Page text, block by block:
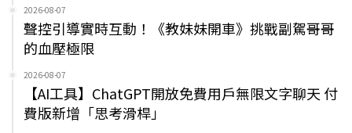
2026-08-07
聲控引導實時互動！《教妹妹開車》挑戰副駕哥哥
的血壓極限
2026-08-07
【AI工具】ChatGPT開放免費用戶無限文字聊天 付
費版新增「思考滑桿」